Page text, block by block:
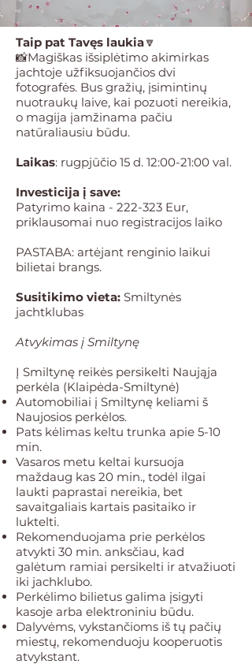
Taip pat Tavęs laukia🔽
📸Magiškas išsiplėtimo akimirkas
jachtoje užfiksuojančios dvi
fotografės. Bus gražių, įsimintinų
nuotraukų laive, kai pozuoti nereikia,
o magija įamžinama pačiu
natūraliausiu būdu.
Laikas: rugpjūčio 15 d. 12:00-21:00 val.
Investicija į save:
Patyrimo kaina - 222-323 Eur,
priklausomai nuo registracijos laiko
PASTABA: artėjant renginio laikui
bilietai brangs.
Susitikimo vieta: Smiltynės
jachtklubas
Atvykimas į Smiltynę
Į Smiltynę reikės persikelti Naująja
perkėla (Klaipėda-Smiltynė)
Automobiliai į Smiltynę keliami š
Naujosios perkėlos.
Pats kėlimas keltu trunka apie 5-10
min.
Vasaros metu keltai kursuoja
maždaug kas 20 min., todėl ilgai
laukti paprastai nereikia, bet
savaitgaliais kartais pasitaiko ir
luktelti.
Rekomenduojama prie perkėlos
atvykti 30 min. anksčiau, kad
galėtum ramiai persikelti ir atvažiuoti
iki jachklubo.
Perkėlimo bilietus galima įsigyti
kasoje arba elektroniniu būdu.
Dalyvėms, vykstančioms iš tų pačių
miestų, rekomenduoju kooperuotis
atvykstant.